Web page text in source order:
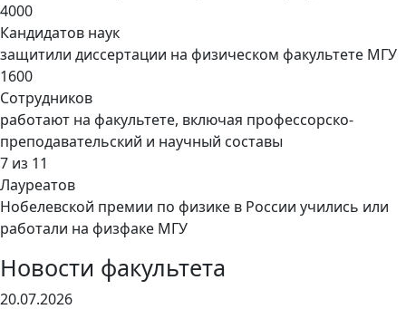
4000
Кандидатов наук
защитили диссертации на физическом факультете МГУ
1600
Сотрудников
работают на факультете, включая профессорско-
преподавательский и научный составы
7 из 11
Лауреатов
Нобелевской премии по физике в России учились или
работали на физфаке МГУ
Новости факультета
20.07.2026